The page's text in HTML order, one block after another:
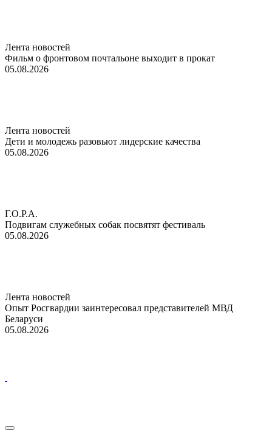
Лента новостей
Фильм о фронтовом почтальоне выходит в прокат
05.08.2026
Лента новостей
Дети и молодежь разовьют лидерские качества
05.08.2026
Г.О.Р.А.
Подвигам служебных собак посвятят фестиваль
05.08.2026
Лента новостей
Опыт Росгвардии заинтересовал представителей МВД
Беларуси
05.08.2026